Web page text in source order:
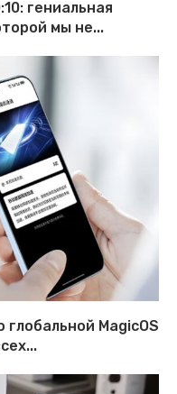
гениальная
мы не...
глобальной MagicOS